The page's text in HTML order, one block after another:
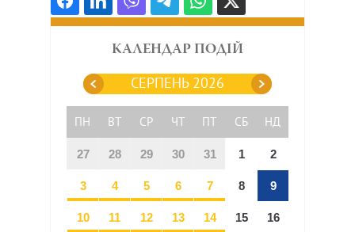
КАЛЕНДАР ПОДІЙ
СЕРПЕНЬ 2026
ПН ВТ СР ЧТ ПТ СБ НД
27 28 29 30 31 1 2
3 4 5 6 7 8 9
10 11 12 13 14 15 16